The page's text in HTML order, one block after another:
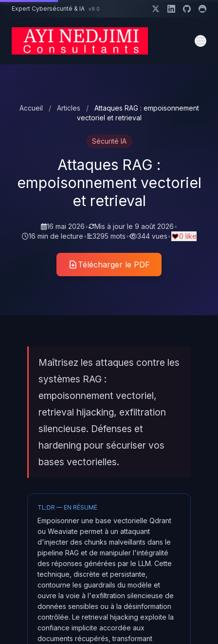
Aller au contenu principal
Expert Cybersécurité & IA v9.0
Accueil / Articles /
Attaques RAG : empoisonnement
vectoriel et retrieval
Sécurité IA
Attaques RAG :
empoisonnement vectoriel
et retrieval
16 mai 2026• Mis à jour le 9 août 2026•
16 min de lecture• 3295 mots• 344 vues• 0 like
Télécharger le PDF
Maîtrisez les attaques contre les
systèmes RAG :
empoisonnement vectoriel,
retrieval hijacking, exfiltration
silencieuse. Défenses et
hardening pour sécuriser vos
bases vectorielles.
TL;DR — EN RÉSUMÉ
Empoisonner une base vectorielle Qdrant
ou Weaviate permet à un attaquant
d'injecter des chunks malveillants dans le
pipeline RAG et de manipuler l'intégralité
des réponses générées par le LLM. Cette
technique, discrète et persistante,
contourne les guardrails du modèle et
ouvre la voie à l'exfiltration silencieuse de
données sensibles ou à la désinformation
contrôlée. Le retrieval hijacking exploite la
confiance implicite accordée aux
documents récupérés, transformant
Un projet cybersécurité ?